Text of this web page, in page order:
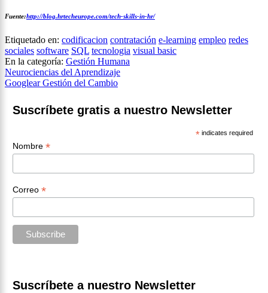
Fuente:http://blog.hrtecheurope.com/tech-skills-in-hr/
Etiquetado en: codificacion contratación e-learning empleo redes
sociales software SQL tecnologia visual basic
En la categoría: Gestión Humana
Navegación
de
entradas
Neurociencias del Aprendizaje
Googlear Gestión del Cambio
Suscríbete gratis a nuestro Newsletter
* indicates required
Nombre *
Correo *
Suscríbete a nuestro Newsletter